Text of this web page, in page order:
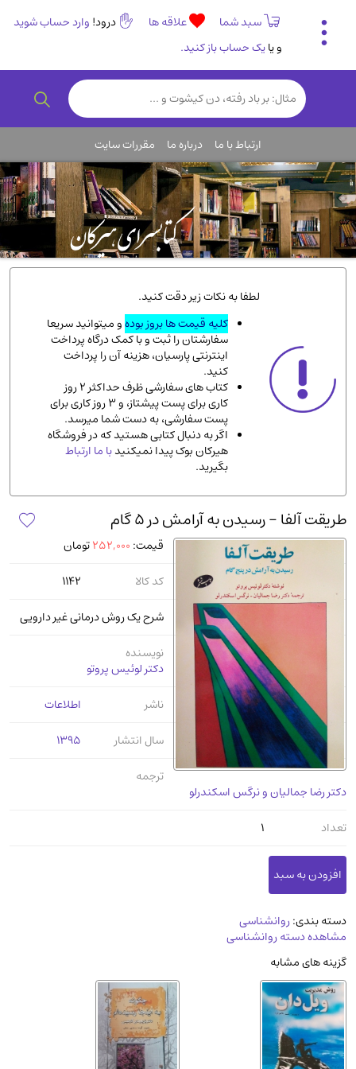
سبد شما علاقه ها درود! وارد حساب شوید
و یایک حساب باز کنید.
تاریخی و فرهنگی
(838)
رمان و داستان ایرانی(307)
روانشناسی(357)
انگلیسی و زبان خارجی(14)
کودکان و نوجوانان(76)
کتب نادر و کمیاب(19)
روانشناسی(112)
طب گیاهی و سنتی(45)
فلسفه و جامعه شناسی(151)
ادبیات و شعر
ادیان و مذاهب
دانشگاهی و آموزشی
اقتصادی، بازاریابی و مالی(56)
پزشکی(140)
کامپیوتر و نرم افزار(13)
ورزشی و تربیت بدنی(34)
آشپزی و خوراکی(25)
سرگرمی و بازی(7)
رمان و داستان خارجی(489)
حقوقی و قانون(47)
کتاب های مصور رنگی و گلاسه
عرفانی و سلوک
الکترونیک(11)
علوم غریبه و شهودی
(16)
معماری، عمران و شهرسازی
سینما و فیلم(54)
کتاب های قدیمی دینی و مذهبی
زندگینامه شهدا(9)
کتاب چاپ سنگی و کتاب خطی قدیمی
جغرافیا(9)
استخدامی و کاریابی دولتی و خصوصی.سوالـات
و آزمونها(2)
آموزشی و کنکوری
ارتباط با ما درباره ما مقررات سایت
لطفا به نکات زیر دقت کنید.
کلیه قیمت ها بروز بودهو میتوانید سریعا
سفارشتان را ثبت و با کمک درگاه پرداخت
اینترنتی پارسیان، هزینه آن را پرداخت
کنید.
کتاب های سفارشی ظرف حداکثر 2 روز
کاری برای پست پیشتاز، و 3 روز کاری برای
پست سفارشی، به دست شما میرسد.
اگر به دنبال کتابی هستید که در فروشگاه
هیرکان بوک پیدا نمیکنیدبا ما ارتباط
بگیرید.
طریقت آلفا - رسیدن به آرامش در 5 گام
قیمت: 252,000تومان
کد کالا
1142
شرح یک روش درمانی غیر دارویی
نویسنده
دکتر لوئیس پروتو
ناشر
اطلاعات
سال انتشار
1395
ترجمه
دکتر رضا جمالیان و نرگس اسکندرلو
تعداد
1
دسته بندی:روانشناسی
مشاهده دسته روانشناسی
گزینه های مشابه